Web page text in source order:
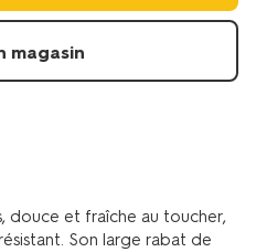
magasin
douce et fraîche au toucher,
Son large rabat de